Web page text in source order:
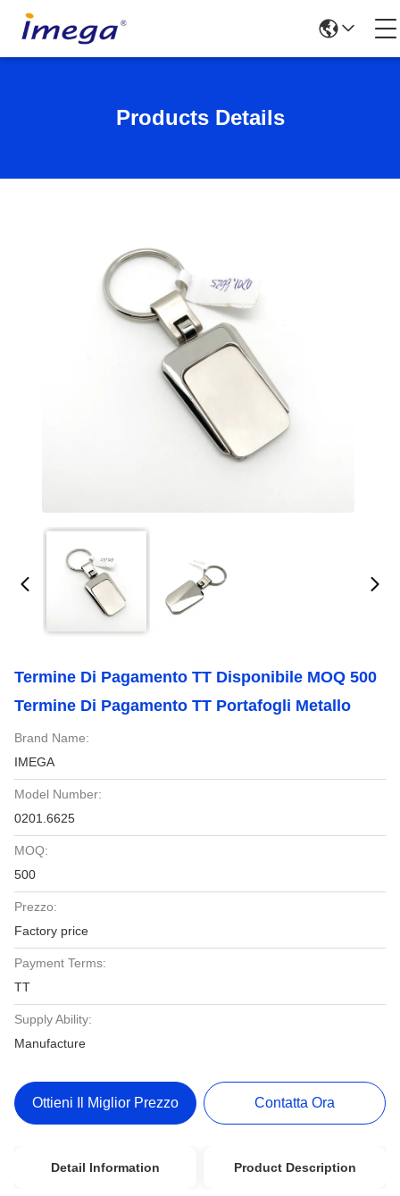
Products Details
Termine Di Pagamento TT Disponibile MOQ 500
Termine Di Pagamento TT Portafogli Metallo
Brand Name:
IMEGA
Model Number:
0201.6625
MOQ:
500
Prezzo:
Factory price
Payment Terms:
TT
Supply Ability:
Manufacture
Ottieni Il Miglior Prezzo Contatta Ora
Detail Information Product Description